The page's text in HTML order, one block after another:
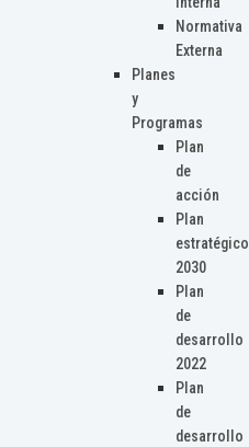
Normativa
Externa
Planes
y
Programas
Plan
de
acción
Plan
estratégico
2030
Plan
de
desarrollo
2022
Plan
de
desarrollo